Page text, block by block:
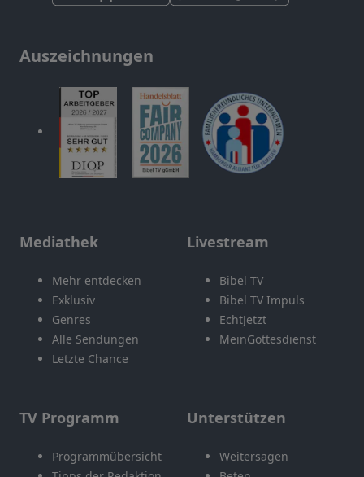
Auszeichnungen
Mediathek
Mehr entdecken
Exklusiv
Genres
Alle Sendungen
Letzte Chance
Livestream
Bibel TV
Bibel TV Impuls
EchtJetzt
MeinGottesdienst
TV Programm
Programmübersicht
Unterstützen
Weitersagen